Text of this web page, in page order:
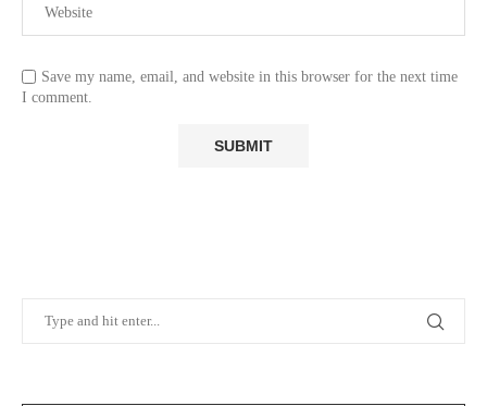
Save my name, email, and website in this browser for the next time
I comment.